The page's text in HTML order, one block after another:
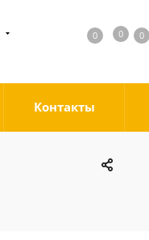
0 0 0
0
Контакты